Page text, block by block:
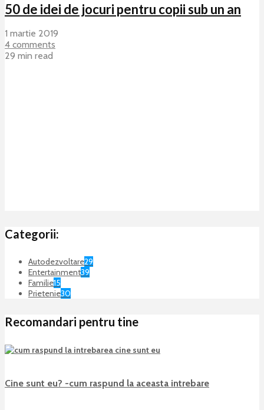
50 de idei de jocuri pentru copii sub un an
1 martie 2019
4 comments
29 min read
Categorii:
Autodezvoltare29
Entertainment39
Familie15
Prietenie30
Recomandari pentru tine
Cine sunt eu? -cum raspund la aceasta intrebare